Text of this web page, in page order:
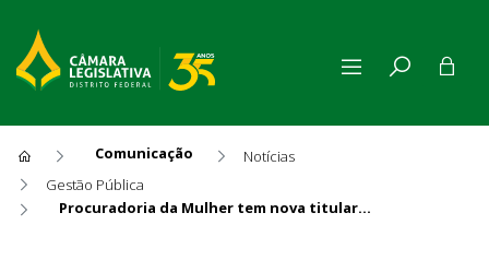
Comunicação
Notícias
Gestão Pública
Procuradoria da Mulher tem nova titular, presidentes e vices de comissões permanentes são mantidos